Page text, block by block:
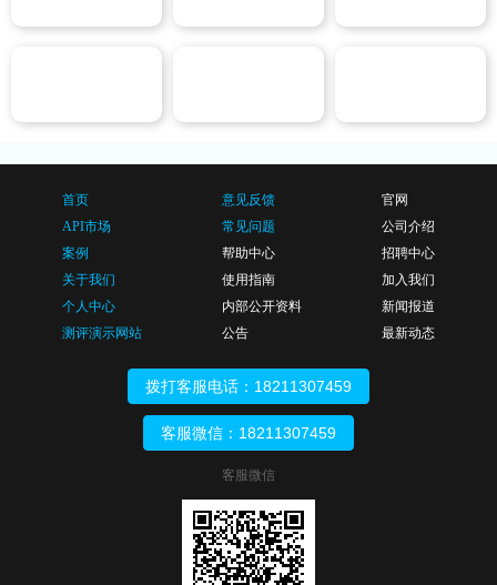
首页
API市场
案例
关于我们
个人中心
测评演示网站
意见反馈
常见问题
帮助中心
使用指南
内部公开资料
公告
官网
公司介绍
招聘中心
加入我们
新闻报道
最新动态
拨打客服电话：18211307459
客服微信：18211307459
客服微信